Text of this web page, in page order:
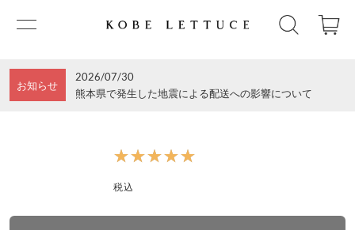
お知らせ
2026/07/30
熊本県で発生した地震による配送への影響について
★★★★★
★★★★★
税込